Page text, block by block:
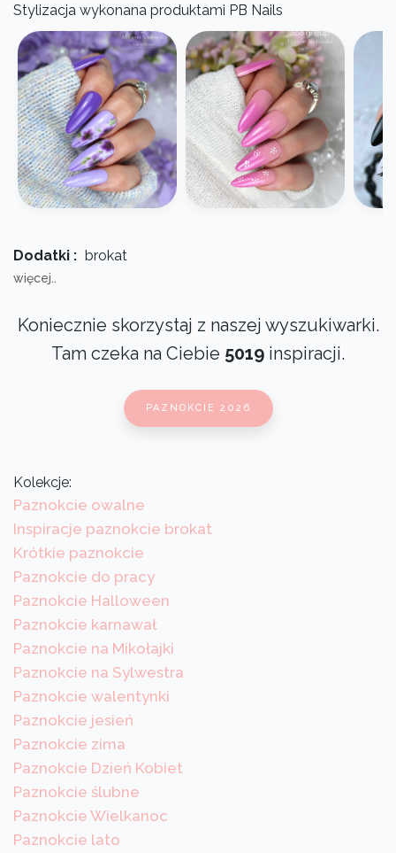
Stylizacja wykonana produktami PB Nails
Dodatki : brokat
więcej..
Koniecznie skorzystaj z naszej wyszukiwarki.
Tam czeka na Ciebie 5019 inspiracji.
PAZNOKCIE 2026
Kolekcje:
Paznokcie owalne
Inspiracje paznokcie brokat
Krótkie paznokcie
Paznokcie do pracy
Paznokcie Halloween
Paznokcie karnawał
Paznokcie na Mikołajki
Paznokcie na Sylwestra
Paznokcie walentynki
Paznokcie jesień
Paznokcie zima
Paznokcie Dzień Kobiet
Paznokcie ślubne
Paznokcie Wielkanoc
Paznokcie lato